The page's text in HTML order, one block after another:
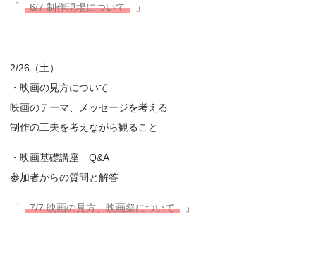
「 6/7 制作現場について 」
2/26（土）
・映画の見方について
映画のテーマ、メッセージを考える
制作の工夫を考えながら観ること
・映画基礎講座 Q&A
参加者からの質問と解答
「 7/7 映画の見方、映画祭について 」